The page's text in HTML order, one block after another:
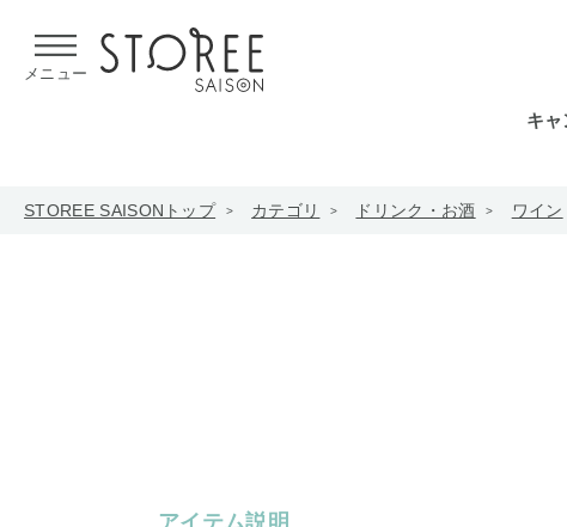
メニュー
キ
STOREE SAISONトップ カテゴリ ドリンク・お酒 ワイン
アイテム説明